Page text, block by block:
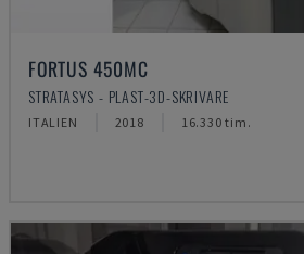
FORTUS 450MC
STRATASYS - PLAST-3D-SKRIVARE
ITALIEN 2018 16.330 tim.